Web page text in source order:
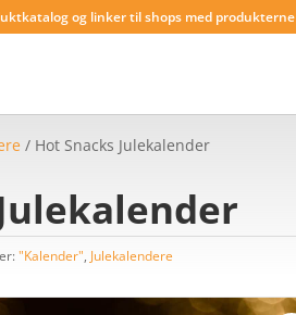
og linker til shops med produkterne
/ Hot Snacks Julekalender
"Kalender", Julekalendere